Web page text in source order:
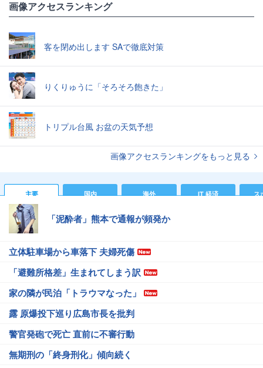
画像アクセスランキング
客を閉め出します SAで徹底対策
りくりゅうに「そろそろ飽きた」
トリプル台風 お盆の天気予想
画像アクセスランキングをもっと見る
主要 国内 海外 IT 経済 ス
「泥酔者」熊本で通報が頻発か
立体駐車場から車落下 夫婦死傷
「避難所格差」生まれてしまう訳
家の隣が民泊「トラウマなった」
露 原爆投下巡り広島市長を批判
警官発砲で死亡 直前に不審行動
無期刑の「終身刑化」傾向続く